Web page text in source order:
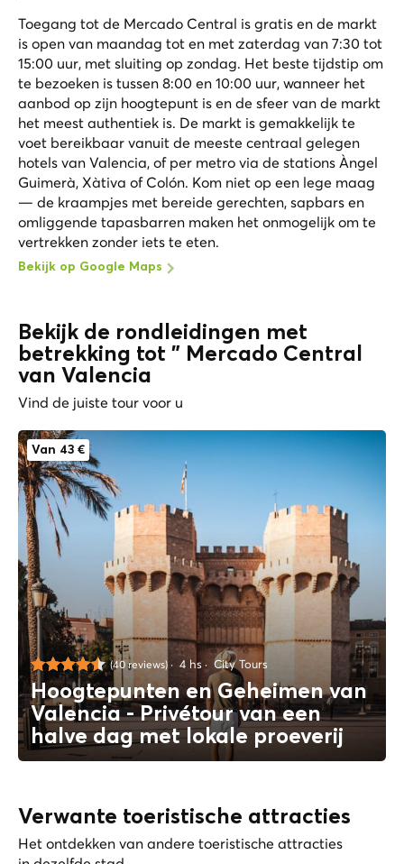
Toegang tot de Mercado Central is gratis en de markt
is open van maandag tot en met zaterdag van 7:30 tot
15:00 uur, met sluiting op zondag. Het beste tijdstip om
te bezoeken is tussen 8:00 en 10:00 uur, wanneer het
aanbod op zijn hoogtepunt is en de sfeer van de markt
het meest authentiek is. De markt is gemakkelijk te
voet bereikbaar vanuit de meeste centraal gelegen
hotels van Valencia, of per metro via de stations Àngel
Guimerà, Xàtiva of Colón. Kom niet op een lege maag
— de kraampjes met bereide gerechten, sapbars en
omliggende tapasbarren maken het onmogelijk om te
vertrekken zonder iets te eten.
Bekijk op Google Maps
Bekijk de rondleidingen met
betrekking tot " Mercado Central
van Valencia
Vind de juiste tour voor u
Van 43 €
(40 reviews) 4 hs City Tours
Hoogtepunten en Geheimen van
Valencia - Privétour van een
halve dag met lokale proeverij
Verwante toeristische attracties
Het ontdekken van andere toeristische attracties